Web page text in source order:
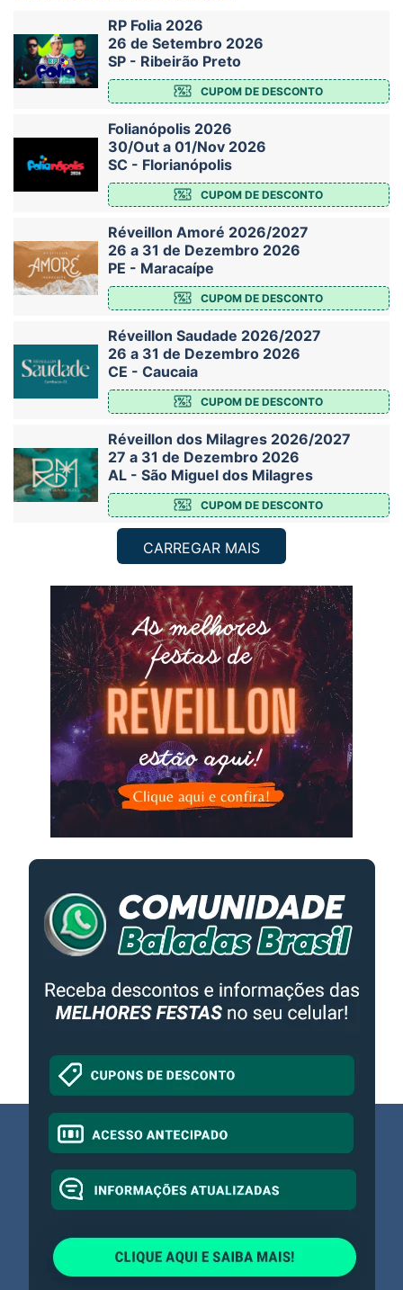
RP Folia 2026
26 de Setembro 2026
SP - Ribeirão Preto
CUPOM DE DESCONTO
Folianópolis 2026
30/Out a 01/Nov 2026
SC - Florianópolis
CUPOM DE DESCONTO
Réveillon Amoré 2026/2027
26 a 31 de Dezembro 2026
PE - Maracaípe
CUPOM DE DESCONTO
Réveillon Saudade 2026/2027
26 a 31 de Dezembro 2026
CE - Caucaia
CUPOM DE DESCONTO
Réveillon dos Milagres 2026/2027
27 a 31 de Dezembro 2026
AL - São Miguel dos Milagres
CUPOM DE DESCONTO
CARREGAR MAIS